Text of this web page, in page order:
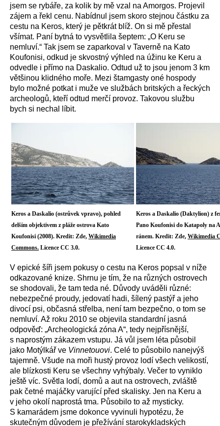
jsem se rybáře, za kolik by mě vzal na Amorgos. Projevil
zájem a řekl cenu. Nabídnul jsem skoro stejnou částku za
cestu na Keros, který je pětkrát blíž. On si mě přestal
všímat. Paní bytná to vysvětlila šeptem: „O Keru se
nemluví.“ Tak jsem se zaparkoval v Taverně na Kato
Koufonisi, odkud je skvostný výhled na úžinu ke Keru a
odvedle i přímo na Daskalio. Odtud už to jsou jenom 3 km
většinou klidného moře. Mezi štamgasty oné hospody
bylo možné potkat i muže ve službách britských a řeckých
archeologů, kteří odtud merčí provoz. Takovou službu
bych si nechal líbit.
Keros a Daskalio (ostrůvek vpravo), pohled
delším objektivem z pláže ostrova Kato
Koufonisi (2008). Kredit: Zde, Wikimedia
Commons. Licence CC 3.0.
Keros a Daskalio (Daktylion) z
Pano Koufonisi do Katapoly na
ránem. Kredit: Zde, Wikimedia
Licence CC 4.0.
V epické šíři jsem pokusy o cestu na Keros popsal v níže
odkazované knize. Shrnu je tím, že na různých ostrovech
se shodovali, že tam teda né. Důvody uváděli různé:
nebezpečné proudy, jedovatí hadi, šílený pastýř a jeho
divocí psi, občasná střelba, není tam bezpečno, o tom se
nemluví. Až roku 2010 se objevila standardní jasná
odpověď: „Archeologická zóna A“, tedy nejpřísnější,
s naprostým zákazem vstupu. Já vůl jsem léta působil
jako Motýlkář ve Vinnetouovi. Celé to působilo nanejvýš
tajemně. Všude na moři hustý provoz lodí všech velikostí,
ale blízkosti Keru se všechny vyhýbaly. Večer to vyniklo
ještě víc. Světla lodí, domů a aut na ostrovech, zvláště
pak četné majáčky varující před skalisky. Jen na Keru a
v jeho okolí naprostá tma. Působilo to až mysticky.
S kamarádem jsme dokonce vyvinuli hypotézu, že
skutečným důvodem je přežívání starokykladských